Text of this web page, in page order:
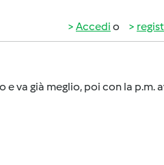
Accedi o
va già meglio, poi con la p.m.